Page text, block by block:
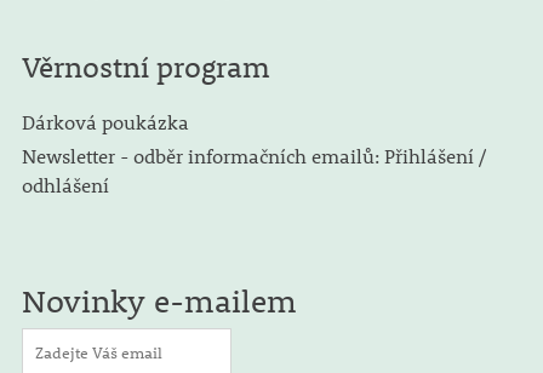
Věrnostní program
Dárková poukázka
Newsletter - odběr informačních emailů: Přihlášení /
odhlášení
Novinky e-mailem